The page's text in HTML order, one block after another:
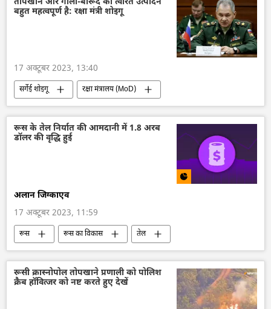
आतंकी हमले
बहुत महत्वपूर्ण है: रक्षा मंत्री शोइगू
17 अक्टूबर 2023, 13:40
सर्गेई शोइगू
रक्षा मंत्रालय (MoD)
रूसी सैन्य तकनीक
रूसी सेना
विशेष सैन्य अभियान
सैन्य तकनीक
सैन्य प्रौद्योगिकी
रूस के तेल निर्यात की आमदानी में 1.8 अरब
डॉलर की वृद्धि हुई
अलान जिग्काएव
17 अक्टूबर 2023, 11:59
रूस रूस का विकास
तेल
रूसी तेल पर मूल्य सीमा
तेल उत्पादन
तेल का आयात
ऊर्जा क्षेत्र
द्विपक्षीय रिश्ते
द्विपक्षीय व्यापार
वैश्विक आर्थिक स्थिरता
रूसी क्रास्नोपोल तोपखाने प्रणाली को पोलिश
क्रैब हॉवित्जर को नष्ट करते हुए देखें